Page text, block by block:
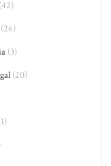
(26)
(3)
(20)